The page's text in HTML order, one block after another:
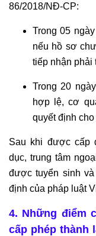
86/2018/NĐ-CP:
Trong 05
nếu hồ sơ
tiếp nhận phải
Trong 20
hợp lệ, cơ
quyết định
Sau khi được cấp
dục, trung tâm
được tuyển sinh
định của pháp luật
4. Những điểm
cấp phép thành